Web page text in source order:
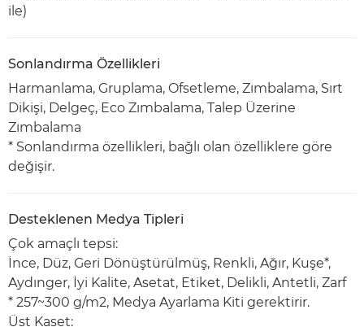
ile)
Sonlandırma Özellikleri
Harmanlama, Gruplama, Ofsetleme, Zımbalama, Sırt
Dikişi, Delgeç, Eco Zımbalama, Talep Üzerine
Zımbalama
* Sonlandırma özellikleri, bağlı olan özelliklere göre
değişir.
Desteklenen Medya Tipleri
Çok amaçlı tepsi:
İnce, Düz, Geri Dönüştürülmüş, Renkli, Ağır, Kuşe*,
Aydınger, İyi Kalite, Asetat, Etiket, Delikli, Antetli, Zarf
* 257~300 g/m2, Medya Ayarlama Kiti gerektirir.
Üst Kaset: